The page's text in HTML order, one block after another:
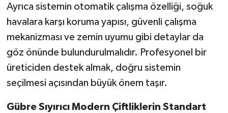
Ayrıca sistemin otomatik çalışma özelliği, soğuk
havalara karşı koruma yapısı, güvenli çalışma
mekanizması ve zemin uyumu gibi detaylar da
göz önünde bulundurulmalıdır. Profesyonel bir
üreticiden destek almak, doğru sistemin
seçilmesi açısından büyük önem taşır.
Gübre Sıyırıcı Modern Çiftliklerin Standart